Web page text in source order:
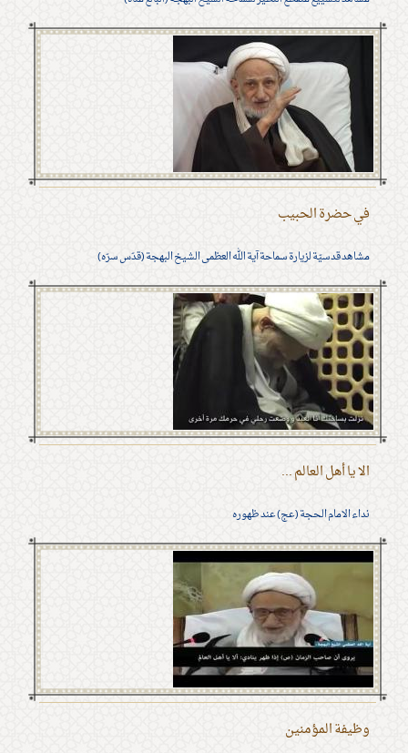
في حضرة الحبيب
مشاهد قدسيّة لزيارة سماحة آية الله العظمى الشيخ البهجة (قدّس سرّه)
الا يا أهل العالم ...
نداء الامام الحجة (عج) عند ظهوره
وظيفة المؤمنين